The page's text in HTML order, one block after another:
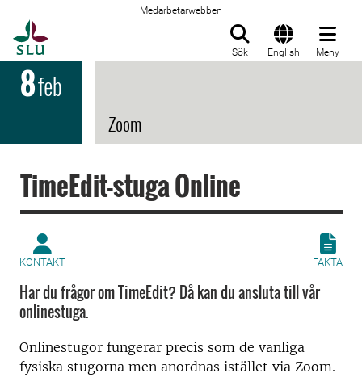
Medarbetarwebben
Sök English Meny
8feb
Zoom
TimeEdit-stuga Online
KONTAKT FAKTA
Har du frågor om TimeEdit? Då kan du ansluta till vår
onlinestuga.
Onlinestugor fungerar precis som de vanliga
fysiska stugorna men anordnas istället via Zoom.